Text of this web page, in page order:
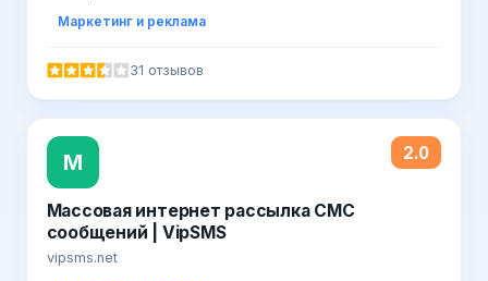
Маркетинг и реклама
31 отзывов
М 2.0
Массовая интернет рассылка СМС
сообщений | VipSMS
vipsms.net